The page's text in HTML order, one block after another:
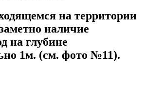
на территории
наличие
на глубине
1м. (см. фото №11).